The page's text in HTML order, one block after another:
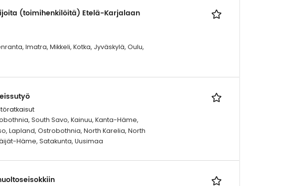
(toimihenkilöitä) Etelä-Karjalaan
Imatra, Mikkeli, Kotka, Jyväskylä, Oulu,
South Savo, Kainuu, Kanta-Häme,
Lapland, Ostrobothnia, North Karelia, North
Häme, Satakunta, Uusimaa